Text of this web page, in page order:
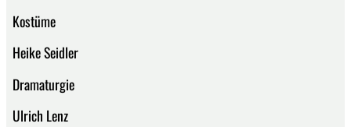
Kostüme
Heike Seidler
Dramaturgie
Ulrich Lenz